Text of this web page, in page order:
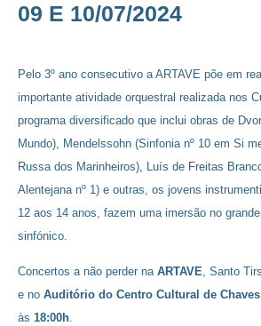
09 E 10/07/2024
Pelo 3º ano consecutivo a ARTAVE põe em
importante atividade orquestral realizada nos
programa diversificado que inclui obras de
Mundo), Mendelssohn (Sinfonia nº 10 em Si
Russa dos Marinheiros), Luís de Freitas
Alentejana nº 1) e outras, os jovens
12 aos 14 anos, fazem uma imersão no
sinfónico.
Concertos a não perder na ARTAVE, Santo
e no Auditório do Centro Cultural de Chaves
às 18:00h.